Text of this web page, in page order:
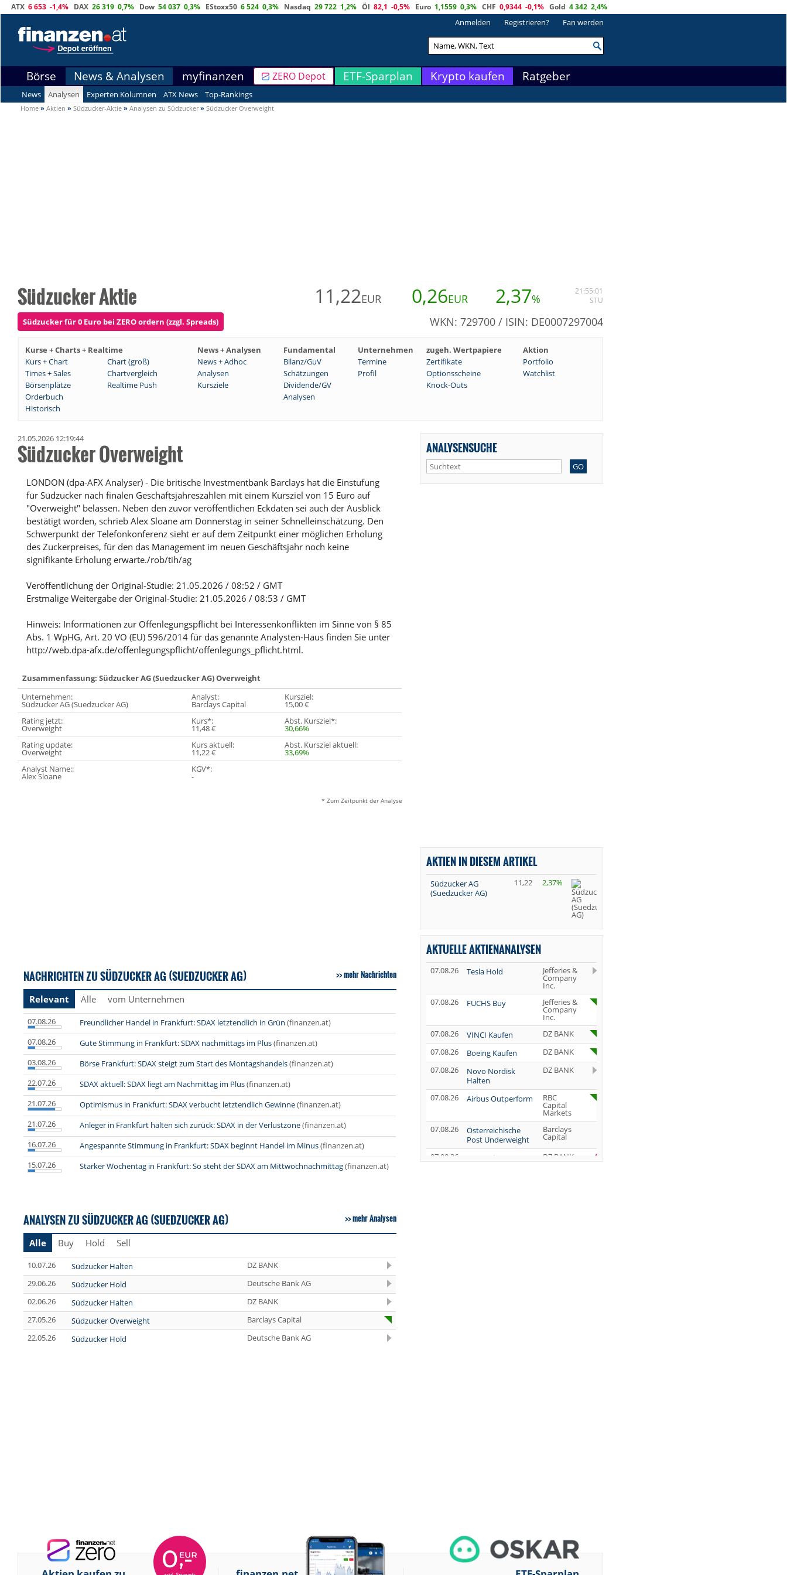
ATX 6 653 -1,4% DAX 26 319 0,7% Dow 54 037 0,3% EStoxx50 6 524 0,3% Nasdaq 29 722 1,2% Öl 82,1 -0,5% Euro 1,1559 0,3% CHF 0,9344 -0,1% Gold 4 342 2,4%
Anmelden Registrieren? Fan werden
Börse News & Analysen myfinanzen ZERO Depot ETF-Sparplan Krypto kaufen Ratgeber
News Analysen Experten Kolumnen ATX News Top-Rankings
Home » Aktien » Südzucker-Aktie » Analysen zu Südzucker » Südzucker Overweight
Südzucker Aktie 11,22EUR 0,26EUR 2,37%
21:55:01
STU
Südzucker für 0 Euro bei ZERO ordern (zzgl. Spreads) WKN: 729700 / ISIN: DE0007297004
Kurse + Charts + Realtime News + Analysen Fundamental Unternehmen zugeh. Wertpapiere
Aktion
Kurs + Chart
Chart (groß) News + Adhoc Bilanz/GuV Termine Zertifikate
Portfolio
Times + Sales
Chartvergleich Analysen Schätzungen Profil Optionsscheine
Watchlist
Börsenplätze
Realtime Push Kursziele Dividende/GV
Knock-Outs
Orderbuch
Analysen
Historisch
21.05.2026 12:19:44
Südzucker Overweight
LONDON (dpa-AFX Analyser) - Die britische Investmentbank Barclays hat die Einstufung
für Südzucker nach finalen Geschäftsjahreszahlen mit einem Kursziel von 15 Euro auf
"Overweight" belassen. Neben den zuvor veröffentlichen Eckdaten sei auch der Ausblick
bestätigt worden, schrieb Alex Sloane am Donnerstag in seiner Schnelleinschätzung. Den
Schwerpunkt der Telefonkonferenz sieht er auf dem Zeitpunkt einer möglichen Erholung
des Zuckerpreises, für den das Management im neuen Geschäftsjahr noch keine
signifikante Erholung erwarte./rob/tih/ag
Veröffentlichung der Original-Studie: 21.05.2026 / 08:52 / GMT
Erstmalige Weitergabe der Original-Studie: 21.05.2026 / 08:53 / GMT
Hinweis: Informationen zur Offenlegungspflicht bei Interessenkonflikten im Sinne von § 85
Abs. 1 WpHG, Art. 20 VO (EU) 596/2014 für das genannte Analysten-Haus finden Sie unter
http://web.dpa-afx.de/offenlegungspflicht/offenlegungs_pflicht.html.
Zusammenfassung: Südzucker AG (Suedzucker AG) Overweight
Unternehmen:
Südzucker AG (Suedzucker AG)
Analyst:
Barclays Capital
Kursziel:
15,00 €
Rating jetzt:
Overweight
Kurs*:
11,48 €
Abst. Kursziel*:
30,66%
Rating update:
Overweight
Kurs aktuell:
11,22 €
Abst. Kursziel aktuell:
33,69%
Analyst Name::
Alex Sloane
KGV*:
-
* Zum Zeitpunkt der Analyse
NACHRICHTEN ZU SÜDZUCKER AG (SUEDZUCKER AG) mehr Nachrichten
Relevant Alle vom Unternehmen
07.08.26 Freundlicher Handel in Frankfurt: SDAX letztendlich in Grün (finanzen.at)
07.08.26
Gute Stimmung in Frankfurt: SDAX nachmittags im Plus(finanzen.at)
03.08.26
Börse Frankfurt: SDAX steigt zum Start des Montagshandels(finanzen.at)
22.07.26
SDAX aktuell: SDAX liegt am Nachmittag im Plus(finanzen.at)
21.07.26
Optimismus in Frankfurt: SDAX verbucht letztendlich Gewinne(finanzen.at)
21.07.26
Anleger in Frankfurt halten sich zurück: SDAX in der Verlustzone(finanzen.at)
16.07.26
Angespannte Stimmung in Frankfurt: SDAX beginnt Handel im Minus(finanzen.at)
15.07.26
Starker Wochentag in Frankfurt: So steht der SDAX am Mittwochnachmittag(finanzen.at)
ANALYSEN ZU SÜDZUCKER AG (SUEDZUCKER AG) mehr Analysen
Alle Buy Hold Sell
10.07.26 Südzucker Halten
DZ BANK
29.06.26
Südzucker Hold
Deutsche Bank AG
02.06.26
Südzucker Halten
DZ BANK
27.05.26
Südzucker Overweight
Barclays Capital
22.05.26
Südzucker Hold Deutsche Bank AG
ANALYSENSUCHE
GO
AKTIEN IN DIESEM ARTIKEL
Südzucker AG
(Suedzucker AG)
11,22 2,37%
AKTUELLE AKTIENANALYSEN
07.08.26 Tesla Hold Jefferies &
Company
Inc.
07.08.26
FUCHS Buy Jefferies &
Company
Inc.
07.08.26
VINCI Kaufen
DZ BANK
07.08.26
Boeing Kaufen
DZ BANK
07.08.26
Novo Nordisk
Halten
DZ BANK
07.08.26 Airbus Outperform RBC
Capital
Markets
07.08.26
Österreichische
Post Underweight
Barclays
Capital
07.08.26
SUSS MicroTec
DZ BANK
07.08.26
SGL Carbon Hold Jefferies &
Company
Inc.